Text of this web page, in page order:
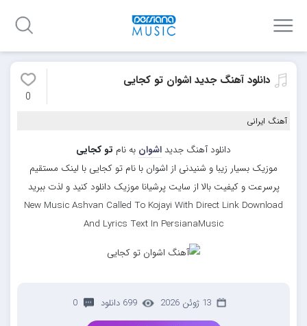
دانلود آهنگ جدید اشوان تو کجایی
0
آهنگ ایرانی
دانلود آهنگ جدید اشوان به نام تو کجایی
موزیک بسیار زیبا و شنیدنی از اشوان با نام تو کجایی با لینک مستقیم
پرسرعت و کیفیت بالا از سایت پرشیانا موزیک دانلود کنید و لذت ببرید
New Music Ashvan Called To Kojayi With Direct Link Download
And Lyrics Text In PersianaMusic
13 ژوئن 2026 699 دانلود 0